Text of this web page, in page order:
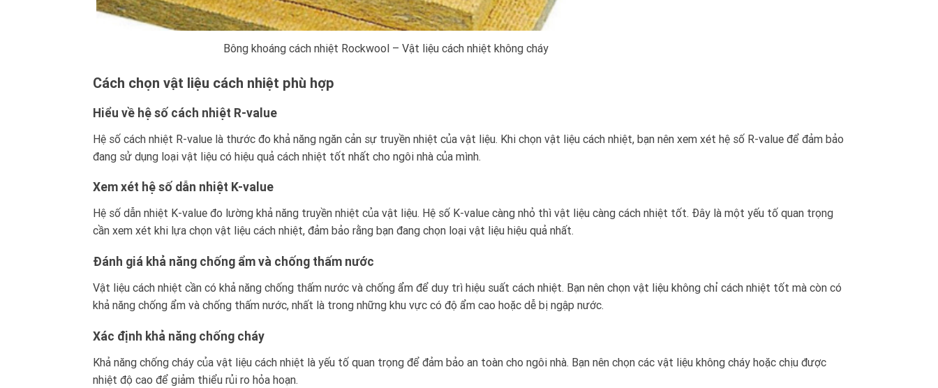
Bông khoáng cách nhiệt Rockwool – Vật liệu cách nhiệt không cháy
Cách chọn vật liệu cách nhiệt phù hợp
Hiểu về hệ số cách nhiệt R-value
Hệ số cách nhiệt R-value là thước đo khả năng ngăn cản sự truyền nhiệt của vật liệu. Khi chọn vật liệu cách nhiệt, bạn nên xem xét hệ số R-value để đảm bảo
đang sử dụng loại vật liệu có hiệu quả cách nhiệt tốt nhất cho ngôi nhà của mình.
Xem xét hệ số dẫn nhiệt K-value
Hệ số dẫn nhiệt K-value đo lường khả năng truyền nhiệt của vật liệu. Hệ số K-value càng nhỏ thì vật liệu càng cách nhiệt tốt. Đây là một yếu tố quan trọng
cần xem xét khi lựa chọn vật liệu cách nhiệt, đảm bảo rằng bạn đang chọn loại vật liệu hiệu quả nhất.
Đánh giá khả năng chống ẩm và chống thấm nước
Vật liệu cách nhiệt cần có khả năng chống thấm nước và chống ẩm để duy trì hiệu suất cách nhiệt. Bạn nên chọn vật liệu không chỉ cách nhiệt tốt mà còn có
khả năng chống ẩm và chống thấm nước, nhất là trong những khu vực có độ ẩm cao hoặc dễ bị ngập nước.
Xác định khả năng chống cháy
Khả năng chống cháy của vật liệu cách nhiệt là yếu tố quan trọng để đảm bảo an toàn cho ngôi nhà. Bạn nên chọn các vật liệu không cháy hoặc chịu được
nhiệt độ cao để giảm thiểu rủi ro hỏa hoạn.